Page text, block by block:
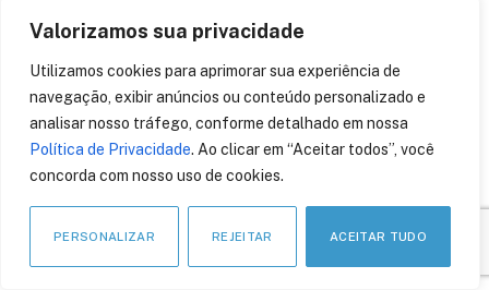
Valorizamos sua privacidade
Utilizamos cookies para aprimorar sua experiência de
navegação, exibir anúncios ou conteúdo personalizado e
analisar nosso tráfego, conforme detalhado em nossa
Política de Privacidade. Ao clicar em “Aceitar todos”, você
concorda com nosso uso de cookies.
PERSONALIZAR REJEITAR ACEITAR TUDO
Japan, p. 1–9. DOI: 10.1109/IJCB65343.2025.11410705.
BHADRA, S.; KELKAR, V. A.; BROOKS, F. J.;
ANASTASIO, M. A. On Hallucinations in Tomographic
Image Reconstruction. IEEE Transactions on Medical
Imaging, v. 40, n. 11, p. 3249–3260, 2021. DOI:
10.1109/TMI.2021.3077857.
ZHANG, X.; KELKAR, V. A.; GRANSTEDT, J.; LI, H.;